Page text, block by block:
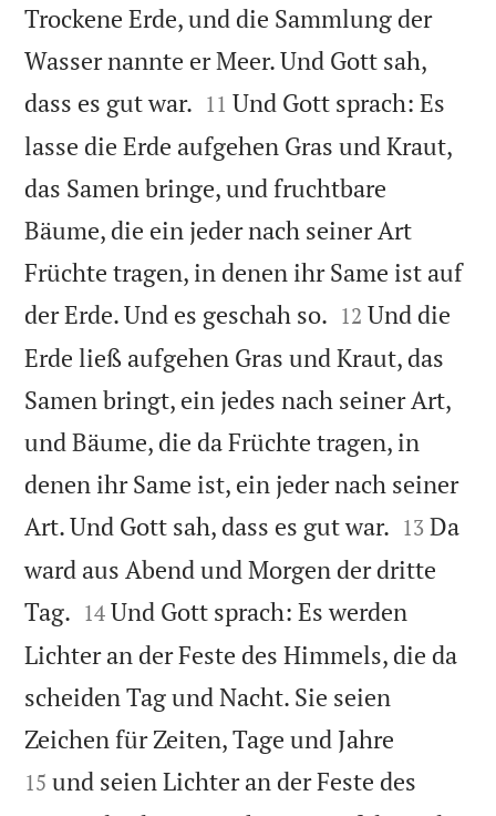
Trockene Erde, und die Sammlung der
Wasser nannte er Meer. Und Gott sah,
dass es gut war. 

11 Und Gott sprach: Es
lasse die Erde aufgehen Gras und Kraut,
das Samen bringe, und fruchtbare
Bäume, die ein jeder nach seiner Art
Früchte tragen, in denen ihr Same ist auf
der Erde. Und es geschah so. 

12 Und die
Erde ließ aufgehen Gras und Kraut, das
Samen bringt, ein jedes nach seiner Art,
und Bäume, die da Früchte tragen, in
denen ihr Same ist, ein jeder nach seiner
Art. Und Gott sah, dass es gut war. 

13 Da
ward aus Abend und Morgen der dritte
Tag. 

14 Und Gott sprach: Es werden
Lichter an der Feste des Himmels, die da
scheiden Tag und Nacht. Sie seien
Zeichen für Zeiten, Tage und Jahre
15 und seien Lichter an der Feste des